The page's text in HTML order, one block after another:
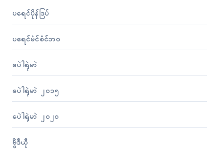
ပရေၚ်ပိုန်ဒြပ်
ပရေၚ်မံၚ်စံၚ်ဘဝ
ပေဲါရုဲမာဲ
ပေဲါရုဲမာဲ ၂၀၁၅
ပေဲါရုဲမာဲ ၂၀၂၀
ဗွဳဒဳယဵု